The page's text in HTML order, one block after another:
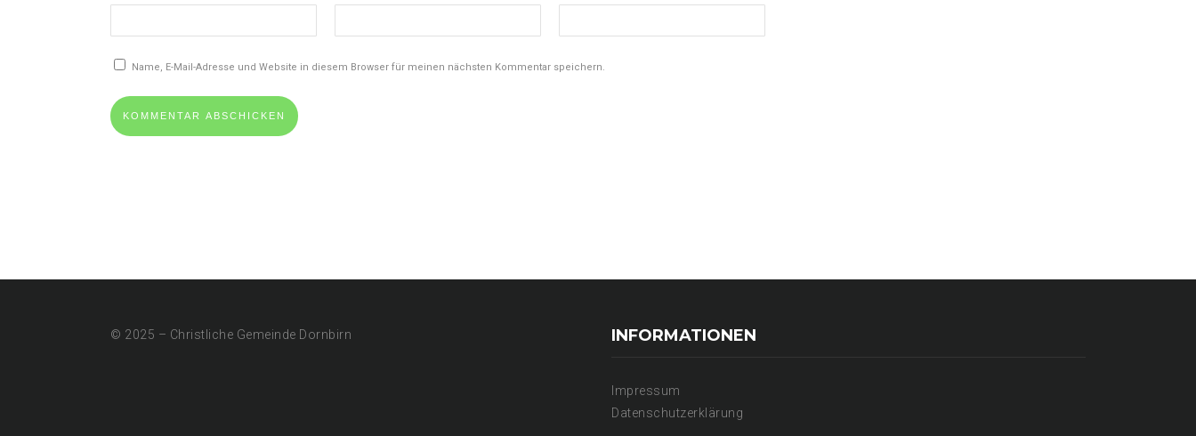
Name, E-Mail-Adresse und Website in diesem Browser für meinen nächsten Kommentar speichern.
© 2025 – Christliche Gemeinde Dornbirn INFORMATIONEN
Impressum
Datenschutzerklärung